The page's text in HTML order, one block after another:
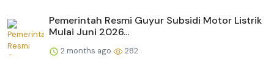
Pemerintah Resmi Guyur Subsidi Motor Listrik
Mulai Juni 2026...
2 months ago 282